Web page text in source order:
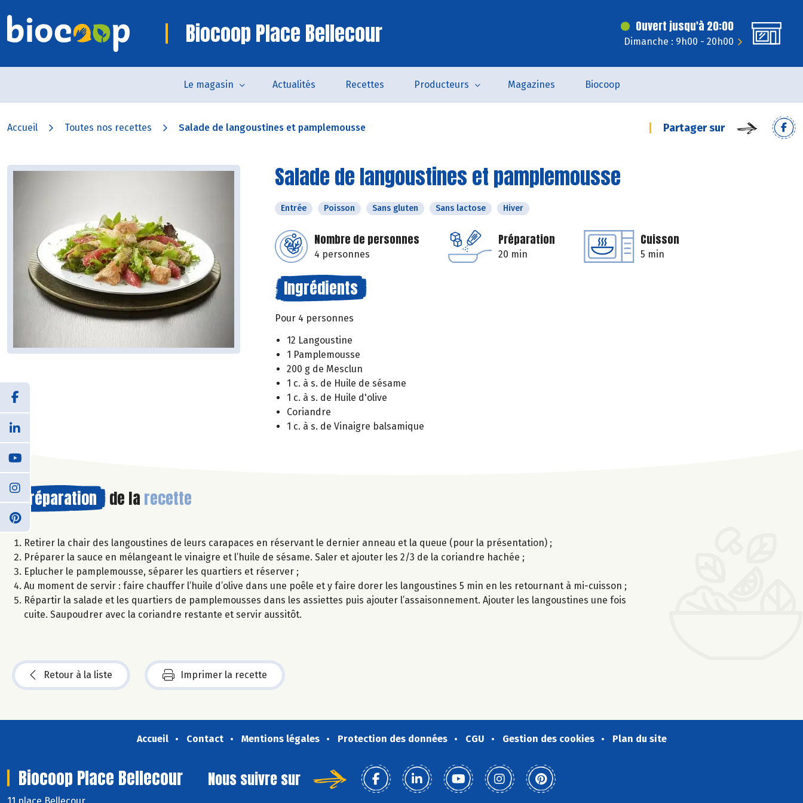
Biocoop Place Bellecour Ouvert jusqu'à 20:00
Dimanche : 9h00 - 20h00
Le magasin Actualités Recettes Producteurs Magazines Biocoop
Accueil Toutes nos recettes Salade de langoustines et pamplemousse Partager sur
Salade de langoustines et pamplemousse
Entrée Poisson Sans gluten Sans lactose Hiver
Nombre de personnes
4 personnes
Préparation
20 min
Cuisson
5 min
Ingrédients
Pour 4 personnes
12 Langoustine
1 Pamplemousse
200 g de Mesclun
1 c. à s. de Huile de sésame
1 c. à s. de Huile d'olive
Coriandre
1 c. à s. de Vinaigre balsamique
Préparation de la recette
Retirer la chair des langoustines de leurs carapaces en réservant le dernier anneau et la queue (pour la présentation) ;
Préparer la sauce en mélangeant le vinaigre et l’huile de sésame. Saler et ajouter les 2/3 de la coriandre hachée ;
Eplucher le pamplemousse, séparer les quartiers et réserver ;
Au moment de servir : faire chauffer l’huile d’olive dans une poêle et y faire dorer les langoustines 5 min en les retournant à mi-cuisson ;
Répartir la salade et les quartiers de pamplemousses dans les assiettes puis ajouter l’assaisonnement. Ajouter les langoustines une fois
cuite. Saupoudrer avec la coriandre restante et servir aussitôt.
Retour à la liste Imprimer la recette
Accueil Contact Mentions légales Protection des données CGU Gestion des cookies Plan du site
Biocoop Place Bellecour
11 place Bellecour
Nous suivre sur